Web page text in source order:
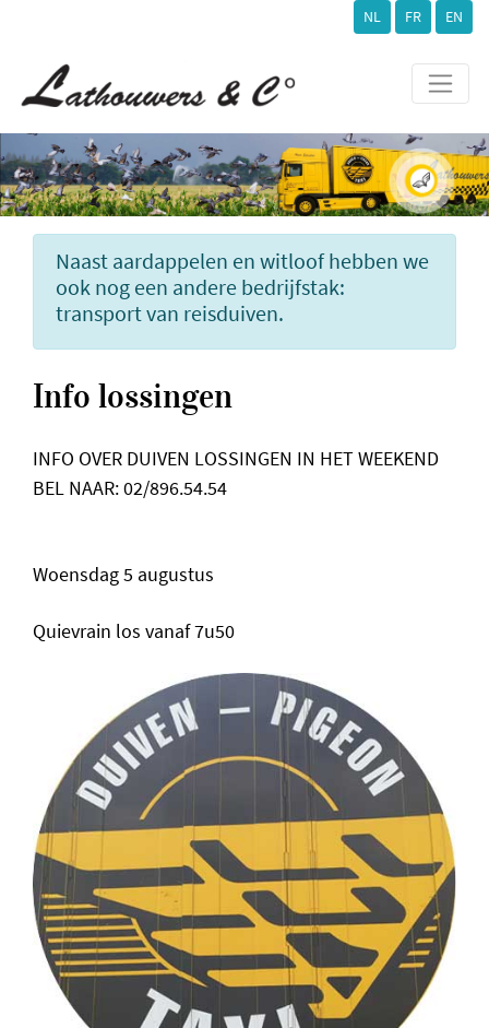
NL FR EN
Naast aardappelen en witloof hebben we
ook nog een andere bedrijfstak:
transport van reisduiven.
Info lossingen
INFO OVER DUIVEN LOSSINGEN IN HET WEEKEND
BEL NAAR:02/896.54.54
Woensdag 5 augustus
Quievrain los vanaf 7u50